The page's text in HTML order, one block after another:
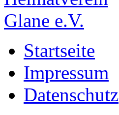
Startseite
Impressum
Datenschutz